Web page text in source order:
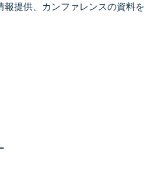
報提供、カンファレンスの資料を